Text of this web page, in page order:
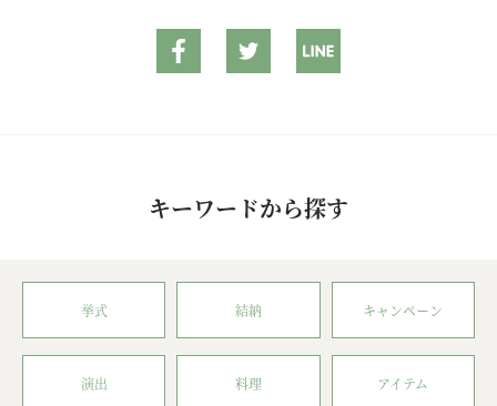
キーワードから探す
挙式 結納 キャンペーン
演出 料理 アイテム